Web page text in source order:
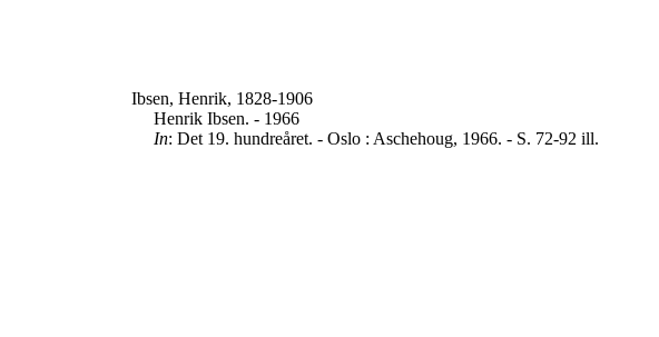
Ibsen, Henrik, 1828-1906
Henrik Ibsen. - 1966
In: Det 19. hundreåret. - Oslo : Aschehoug, 1966. - S. 72-92 ill.